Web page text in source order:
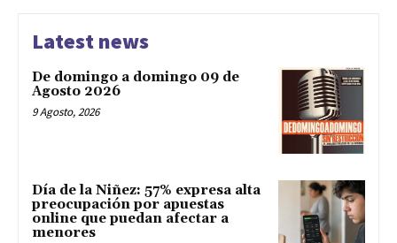
Latest news
De domingo a domingo 09 de
Agosto 2026
9 Agosto, 2026
Día de la Niñez: 57% expresa alta
preocupación por apuestas
online que puedan afectar a
menores